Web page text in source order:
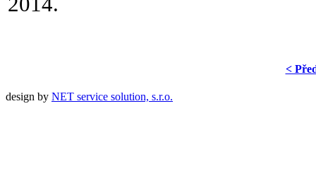
<
design by NET service solution, s.r.o.